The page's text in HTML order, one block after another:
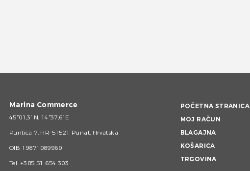
Marina Commerce
45°01,3’ N, 14°37,6’ E
Puntica 7, HR-51521 Punat, Hrvatska
OIB 19871089969
Tel. +385 51 654 303
POČETNA STRANICA
MOJ RAČUN
BLAGAJNA
KOŠARICA
TRGOVINA